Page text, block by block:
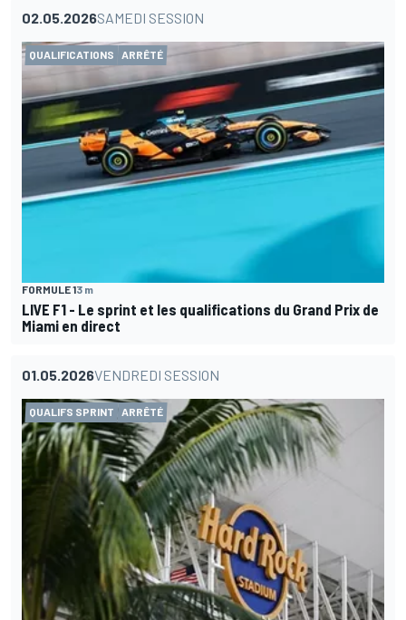
02.05.2026SAMEDI SESSION
QUALIFICATIONS ARRÊTÉ
FORMULE 13 m
LIVE F1 - Le sprint et les qualifications du Grand Prix de
Miami en direct
01.05.2026VENDREDI SESSION
QUALIFS SPRINT ARRÊTÉ